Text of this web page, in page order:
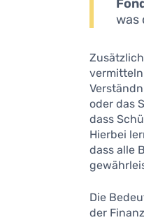
was
oder das
dass
Hierbei
dass alle
Die
der